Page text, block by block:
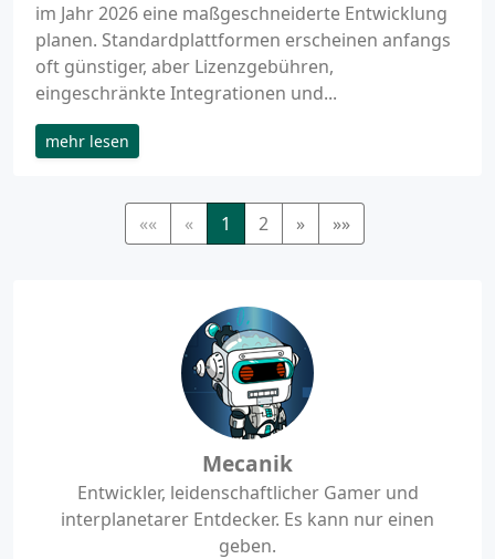
im Jahr 2026 eine maßgeschneiderte Entwicklung
planen. Standardplattformen erscheinen anfangs
oft günstiger, aber Lizenzgebühren,
eingeschränkte Integrationen und...
mehr lesen
«« « 1 2 » »»
Mecanik
Entwickler, leidenschaftlicher Gamer und
interplanetarer Entdecker. Es kann nur einen
geben.